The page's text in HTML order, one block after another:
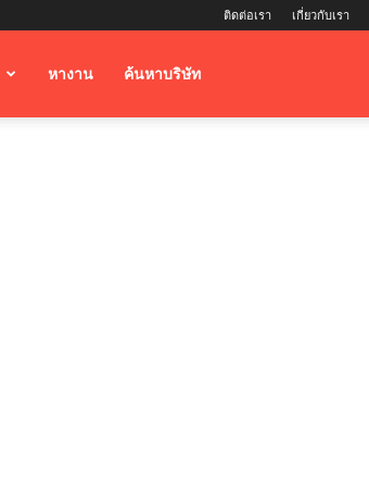
ติดต่อเรา เกี่ยวกับเรา
หางาน ค้นหาบริษัท